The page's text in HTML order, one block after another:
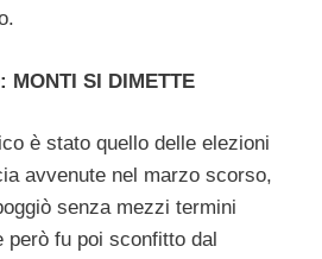
MONTI SI DIMETTE
è stato quello delle elezioni
avvenute nel marzo scorso,
senza mezzi termini
però fu poi sconfitto dal